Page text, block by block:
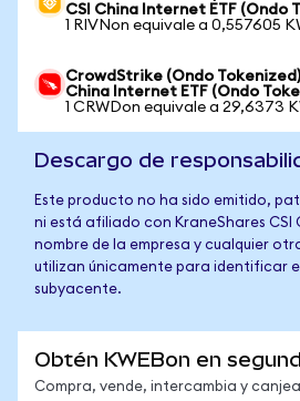
CSI China Internet ETF (Ondo
1 RIVNon equivale a 0,557605
CrowdStrike (Ondo Tokenized)
China Internet ETF (Ondo
1 CRWDon equivale a 29,6373
Descargo de
Este producto no ha sido emitido,
ni está afiliado con KraneShares CSI
nombre de la empresa y cualquier
utilizan únicamente para identificar
subyacente.
Obtén KWEBon en
Compra, vende, intercambia y canjea